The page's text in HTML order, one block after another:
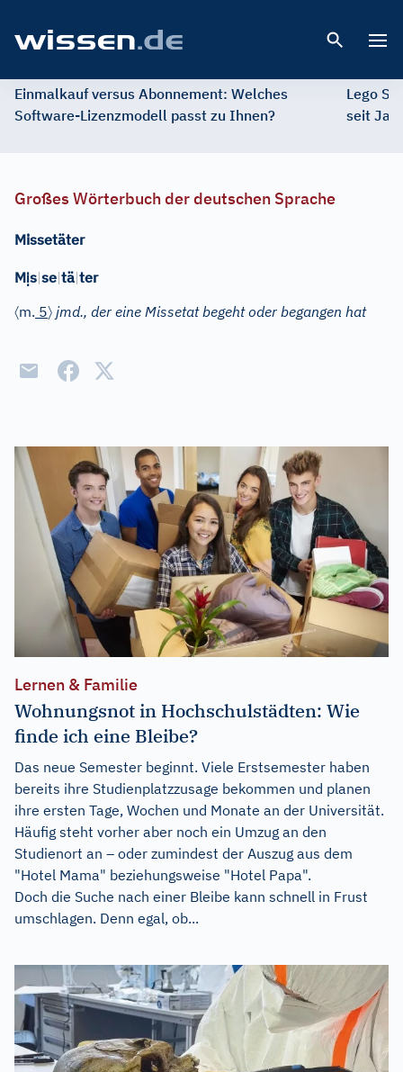
Einmalkauf versus Abonnement: Welches
Software-Lizenzmodell passt zu Ihnen?
Lego
seit
Großes Wörterbuch der deutschen Sprache
Missetäter
Mịs|se|tä|ter
〈m. 5〉 jmd., der eine Missetat begeht oder begangen hat
Lernen & Familie
Wohnungsnot in Hochschulstädten: Wie
finde ich eine Bleibe?
Das neue Semester beginnt. Viele Erstsemester haben
bereits ihre Studienplatzzusage bekommen und planen
ihre ersten Tage, Wochen und Monate an der Universität.
Häufig steht vorher aber noch ein Umzug an den
Studienort an – oder zumindest der Auszug aus dem
"Hotel Mama" beziehungsweise "Hotel Papa".
Doch die Suche nach einer Bleibe kann schnell in Frust
umschlagen. Denn egal, ob...